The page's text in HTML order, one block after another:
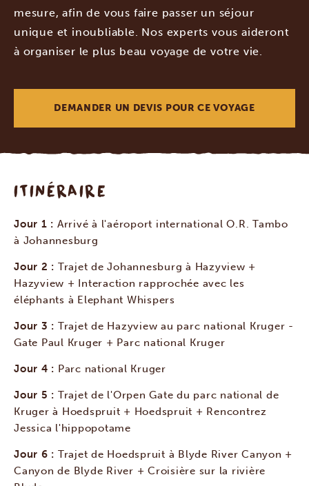
mesure, afin de vous faire passer un séjour
unique et inoubliable. Nos experts vous aideront
à organiser le plus beau voyage de votre vie.
DEMANDER UN DEVIS POUR CE VOYAGE
ITINÉRAIRE
Jour 1 : Arrivé à l'aéroport international O.R. Tambo
à Johannesburg
Jour 2 : Trajet de Johannesburg à Hazyview +
Hazyview + Interaction rapprochée avec les
éléphants à Elephant Whispers
Jour 3 : Trajet de Hazyview au parc national Kruger -
Gate Paul Kruger + Parc national Kruger
Jour 4 : Parc national Kruger
Jour 5 : Trajet de l'Orpen Gate du parc national de
Kruger à Hoedspruit + Hoedspruit + Rencontrez
Jessica l'hippopotame
Jour 6 : Trajet de Hoedspruit à Blyde River Canyon +
Canyon de Blyde River + Croisière sur la rivière